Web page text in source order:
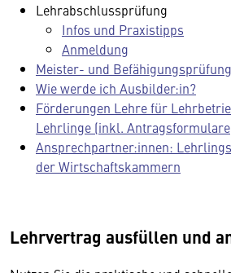
Lehrabschlussprüfung
Infos und Praxistipps
Anmeldung
Meister- und Befähigungsprüfung
Wie werde ich Ausbilder:in?
Förderungen Lehre für
Lehrlinge (inkl.
Ansprechpartner:innen:
der Wirtschaftskammern
Lehrvertrag ausfüllen und